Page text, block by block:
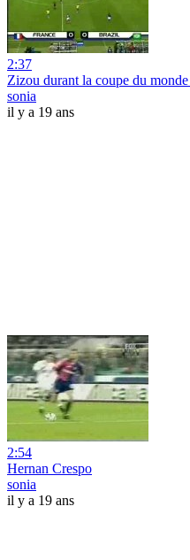
2:37
Zizou durant la coupe du
sonia
il y a 19 ans
2:54
Hernan Crespo
sonia
il y a 19 ans